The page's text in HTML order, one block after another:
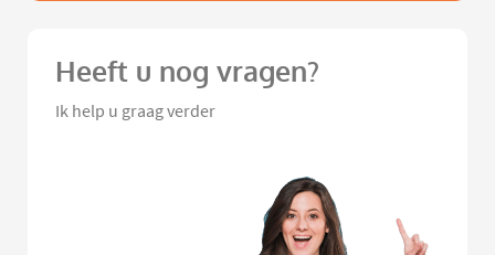
Heeft u nog vragen?
Ik help u graag verder